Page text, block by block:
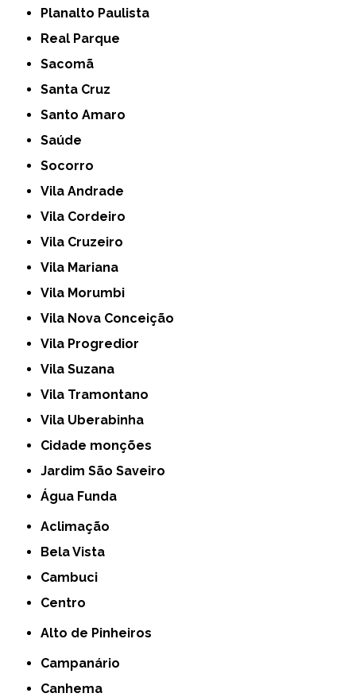
Planalto Paulista
Real Parque
Sacomã
Santa Cruz
Santo Amaro
Saúde
Socorro
Vila Andrade
Vila Cordeiro
Vila Cruzeiro
Vila Mariana
Vila Morumbi
Vila Nova Conceição
Vila Progredior
Vila Suzana
Vila Tramontano
Vila Uberabinha
cidade monções
jardim São Saveiro
Água Funda
Aclimação
Bela Vista
Cambuci
Centro
Alto de Pinheiros
Campanário
Canhema